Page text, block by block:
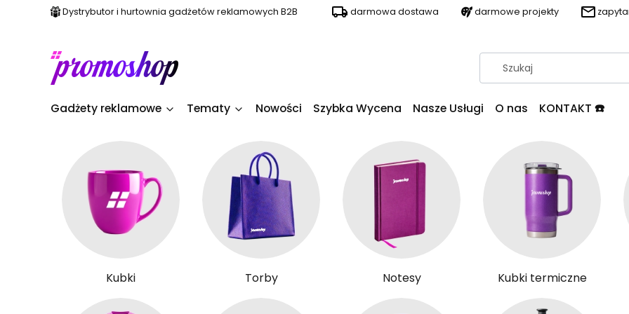
Dystrybutor i hurtownia gadżetów reklamowych B2B darmowa dostawa darmowe projekty
Gadżety reklamowe Tematy Nowości Szybka Wycena Nasze Usługi O nas KONTAKT ☎️
Kubki Torby Notesy Kubki termiczne